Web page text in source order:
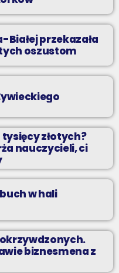
Białej przekazała
oszustom
złotych?
nauczycieli, ci
w hali
biznesmena z